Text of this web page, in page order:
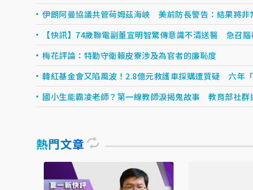
伊朗阿曼協議共管荷姆茲海峽 美前防長警告：結果將非
【快訊】74歲聯電副董宣明智驚傳意識不清送醫 急召
梅花評論：特勤守衛賴皮寮涉及為官者的廉恥度
韓紅基金會又陷風波！2.8億元救護車採購遭質疑 六年
國小生能霸凌老師？第一線教師淚揭鬼故事 教育部社群
熱門文章